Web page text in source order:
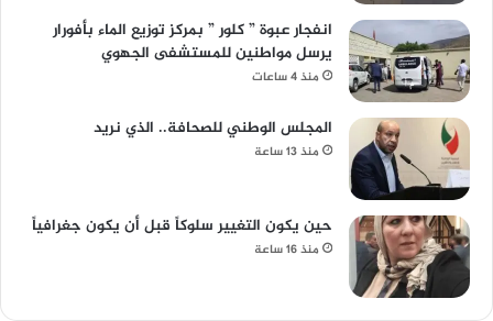
انفجار عبوة ” كلور ” بمركز توزيع الماء بأفورار
يرسل مواطنين للمستشفى الجهوي
منذ 4 ساعات
المجلس الوطني للصحافة.. الذي نريد
منذ 13 ساعة
حين يكون التغيير سلوكاً قبل أن يكون جغرافياً
منذ 16 ساعة